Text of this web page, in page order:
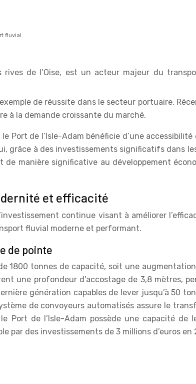
fluvial
rives de l’Oise, est un acteur majeur du
de réussite dans le secteur portuaire.
à la demande croissante du marché.
Port de l’Isle-Adam bénéficie d’une
grâce à des investissements significatifs dans
manière significative au développement
et efficacité
continue visant à améliorer
fluvial moderne et performant.
de pointe
1800 tonnes de capacité, soit une
une profondeur d’accostage de 3,8 mètres,
génération capables de lever jusqu’à 50
de convoyeurs automatisés assure le
Port de l’Isle-Adam possède une capacité de
par des investissements de 3 millions d’euros en